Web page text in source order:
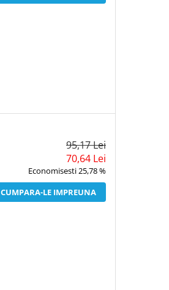
95,17 Lei
70,64 Lei
Economisesti 25,78 %
CUMPARA-LE IMPREUNA